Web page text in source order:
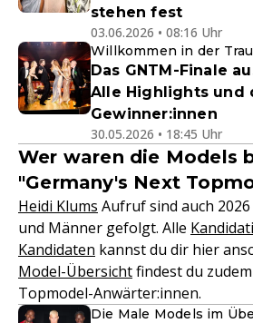
stehen fest
03.06.2026 • 08:16 Uhr
Willkommen in der
Das GNTM-Finale
Alle Highlights und
Gewinner:innen
30.05.2026 • 18:45 Uhr
Wer waren die Models
"Germany's Next
Heidi Klums Aufruf sind auch
und Männer gefolgt. Alle
Kandidaten kannst du dir hier
Model-Übersichtfindest du
Topmodel-Anwärter:innen.
Die Male Models im